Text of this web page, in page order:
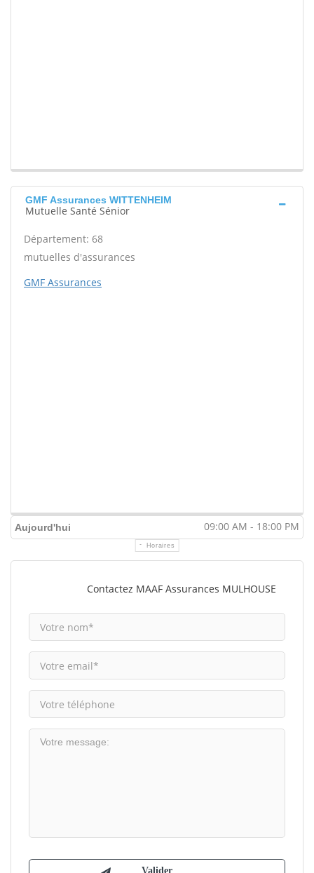
GMF Assurances WITTENHEIM
Mutuelle Santé Sénior
Département: 68
mutuelles d'assurances
GMF Assurances
Aujourd'hui 09:00 AM - 18:00 PM
Horaires
Contactez MAAF Assurances MULHOUSE